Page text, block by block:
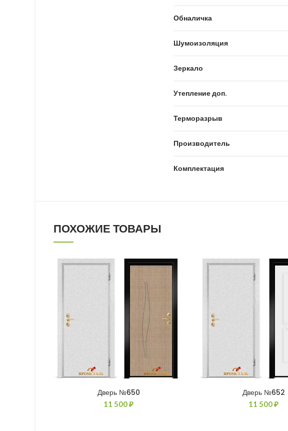
Обналичка
Шумоизоляция
Зеркало
Утепление доп.
Терморазрыв
Производитель
Комплектация
ПОХОЖИЕ ТОВАРЫ
Дверь №650
11 500₽
Дверь №652
11 500₽